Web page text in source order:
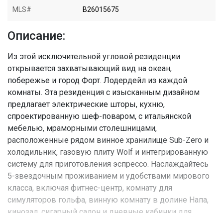
MLS# B26015675
Описание:
Из этой исключительной угловой резиденции
открывается захватывающий вид на океан,
побережье и город Форт. Лодердейл из каждой
комнаты. Эта резиденция с изысканным дизайном
предлагает электрические шторы, кухню,
спроектированную шеф-поваром, с итальянской
мебелью, мраморными столешницами,
расположенные рядом винное хранилище Sub-Zero и
холодильник, газовую плиту Wolf и интегрированную
систему для приготовления эспрессо. Наслаждайтесь
5-звездочным проживанием и удобствами мирового
класса, включая фитнес-центр, комнату для
симуляторов гольфа, винную комнату в долине Напа,